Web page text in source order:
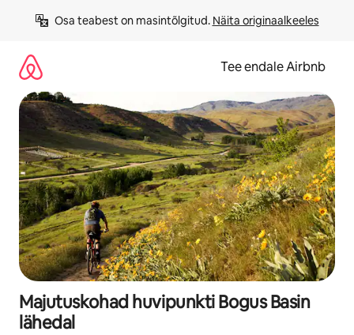
Osa teabest on masintõlgitud. Näita originaalkeeles
Tee endale Airbnb
Majutuskohad huvipunkti Bogus Basin
lähedal